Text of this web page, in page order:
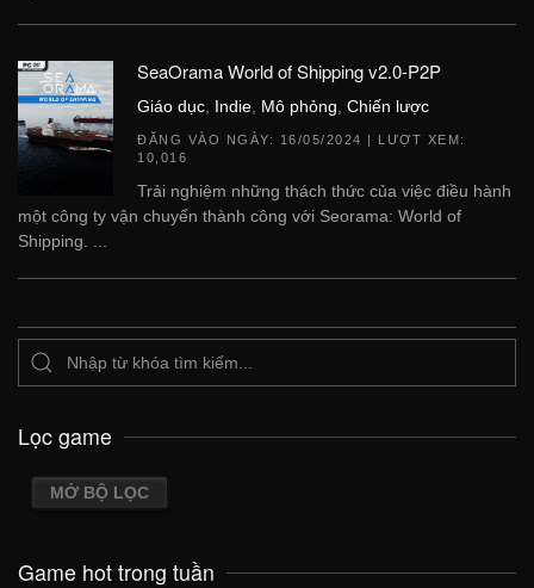
SeaOrama World of Shipping v2.0-P2P
Giáo dục Indie Mô phỏng Chiến lược
ĐĂNG VÀO NGÀY: 16/05/2024 | LƯỢT XEM:
10,016
Trải nghiệm những thách thức của việc điều hành
một công ty vận chuyển thành công với Seorama: World of
Shipping. ...
Lọc game
MỞ BỘ LỌC
Game hot trong tuần